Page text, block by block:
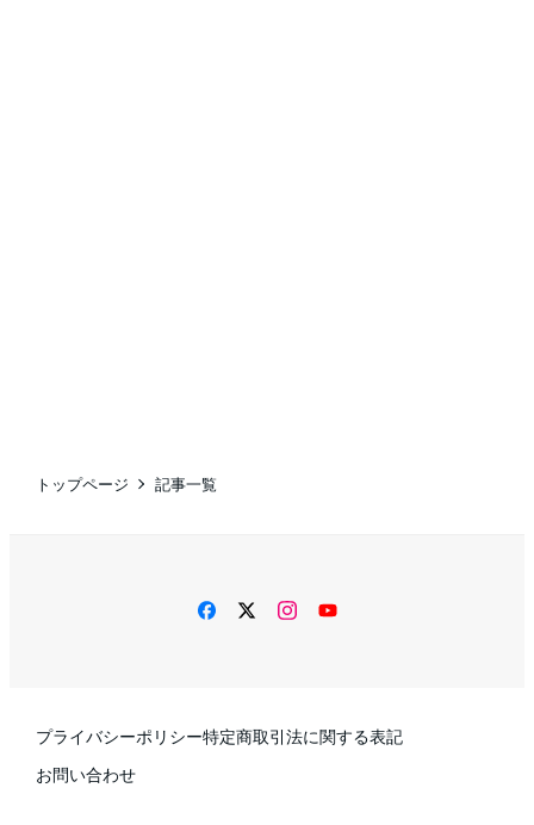
トップページ 記事一覧
facebooktwitterinstagram
YouTube
プライバシーポリシー特定商取引法に関する表記
お問い合わせ